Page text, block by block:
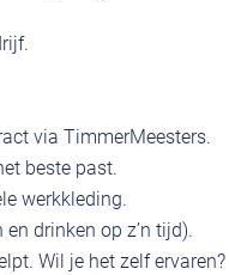
via TimmerMeesters.
beste past.
werkkleding.
drinken op z’n tijd).
Wil je het zelf ervaren?